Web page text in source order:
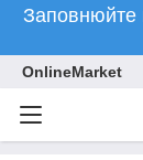
Заповнюйте
OnlineMarket